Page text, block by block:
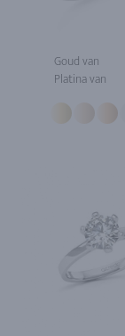
Goud van
Platina van